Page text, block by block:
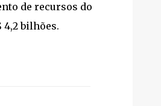
de recursos do
4,2 bilhões.